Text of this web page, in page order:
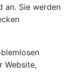
an. Sie werden
Website,